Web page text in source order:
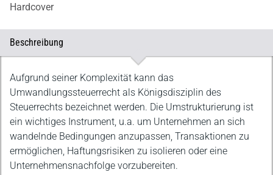
Hardcover
Beschreibung
Beschreibung
Aufgrund seiner Komplexität kann das
Umwandlungssteuerrecht als Königsdisziplin des
Steuerrechts bezeichnet werden. Die Umstrukturierung ist
ein wichtiges Instru­ment, u.a. um Unternehmen an sich
wandelnde Bedingungen anzupassen, Transaktionen zu
ermöglichen, Haftungsrisiken zu isolieren oder eine
Unternehmensnachfolge vorzubereiten.